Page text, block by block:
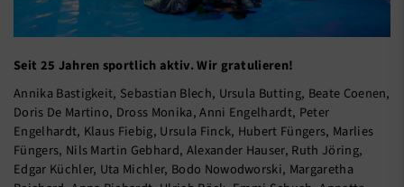
Seit 25 Jahren sportlich aktiv. Wir gratulieren!
Annika Bastigkeit, Sebastian Blech, Ursula Butting, Beate Coenen,
Doris De Martino, Dross Monika, Anni Engelhardt, Peter
Engelhardt, Klaus Fiebig, Ursula Finck, Hubert Füngers, Marlies
Füngers, Nils Martin Gebhard, Alexander Hauser, Ruth Jöring,
Edgar Küchler, Uta Michler, Bodo Nowodworski, Margaretha